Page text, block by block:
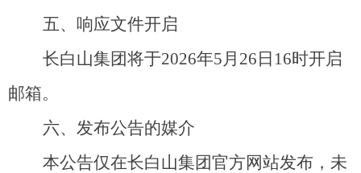
五、响应文件开启
长白山集团将于2026年5月 26 日 16时开启
邮箱。
六、发布公告的媒介
本公告仅在长白山集团官方网站发布，未